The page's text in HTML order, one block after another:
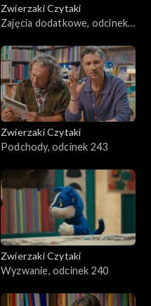
Zwierzaki Czytaki
Zajęcia dodatkowe, odcinek
Zwierzaki Czytaki
Podchody, odcinek 243
Zwierzaki Czytaki
Wyzwanie, odcinek 240